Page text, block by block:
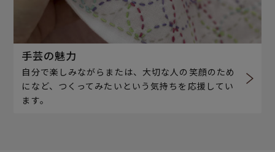
手芸の魅力
自分で楽しみながらまたは、大切な人の笑顔のため
になど、つくってみたいという気持ちを応援してい
ます。